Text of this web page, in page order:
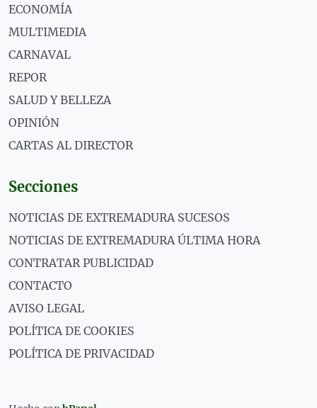
ECONOMÍA
MULTIMEDIA
CARNAVAL
REPOR
SALUD Y BELLEZA
OPINIÓN
CARTAS AL DIRECTOR
Secciones
NOTICIAS DE EXTREMADURA SUCESOS
NOTICIAS DE EXTREMADURA ÚLTIMA HORA
CONTRATAR PUBLICIDAD
CONTACTO
AVISO LEGAL
POLÍTICA DE COOKIES
POLÍTICA DE PRIVACIDAD